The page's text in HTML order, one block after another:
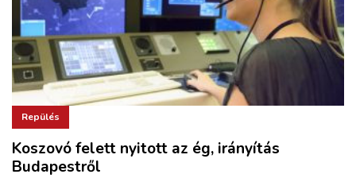
Repülés
Koszovó felett nyitott az ég, irányítás
Budapestről